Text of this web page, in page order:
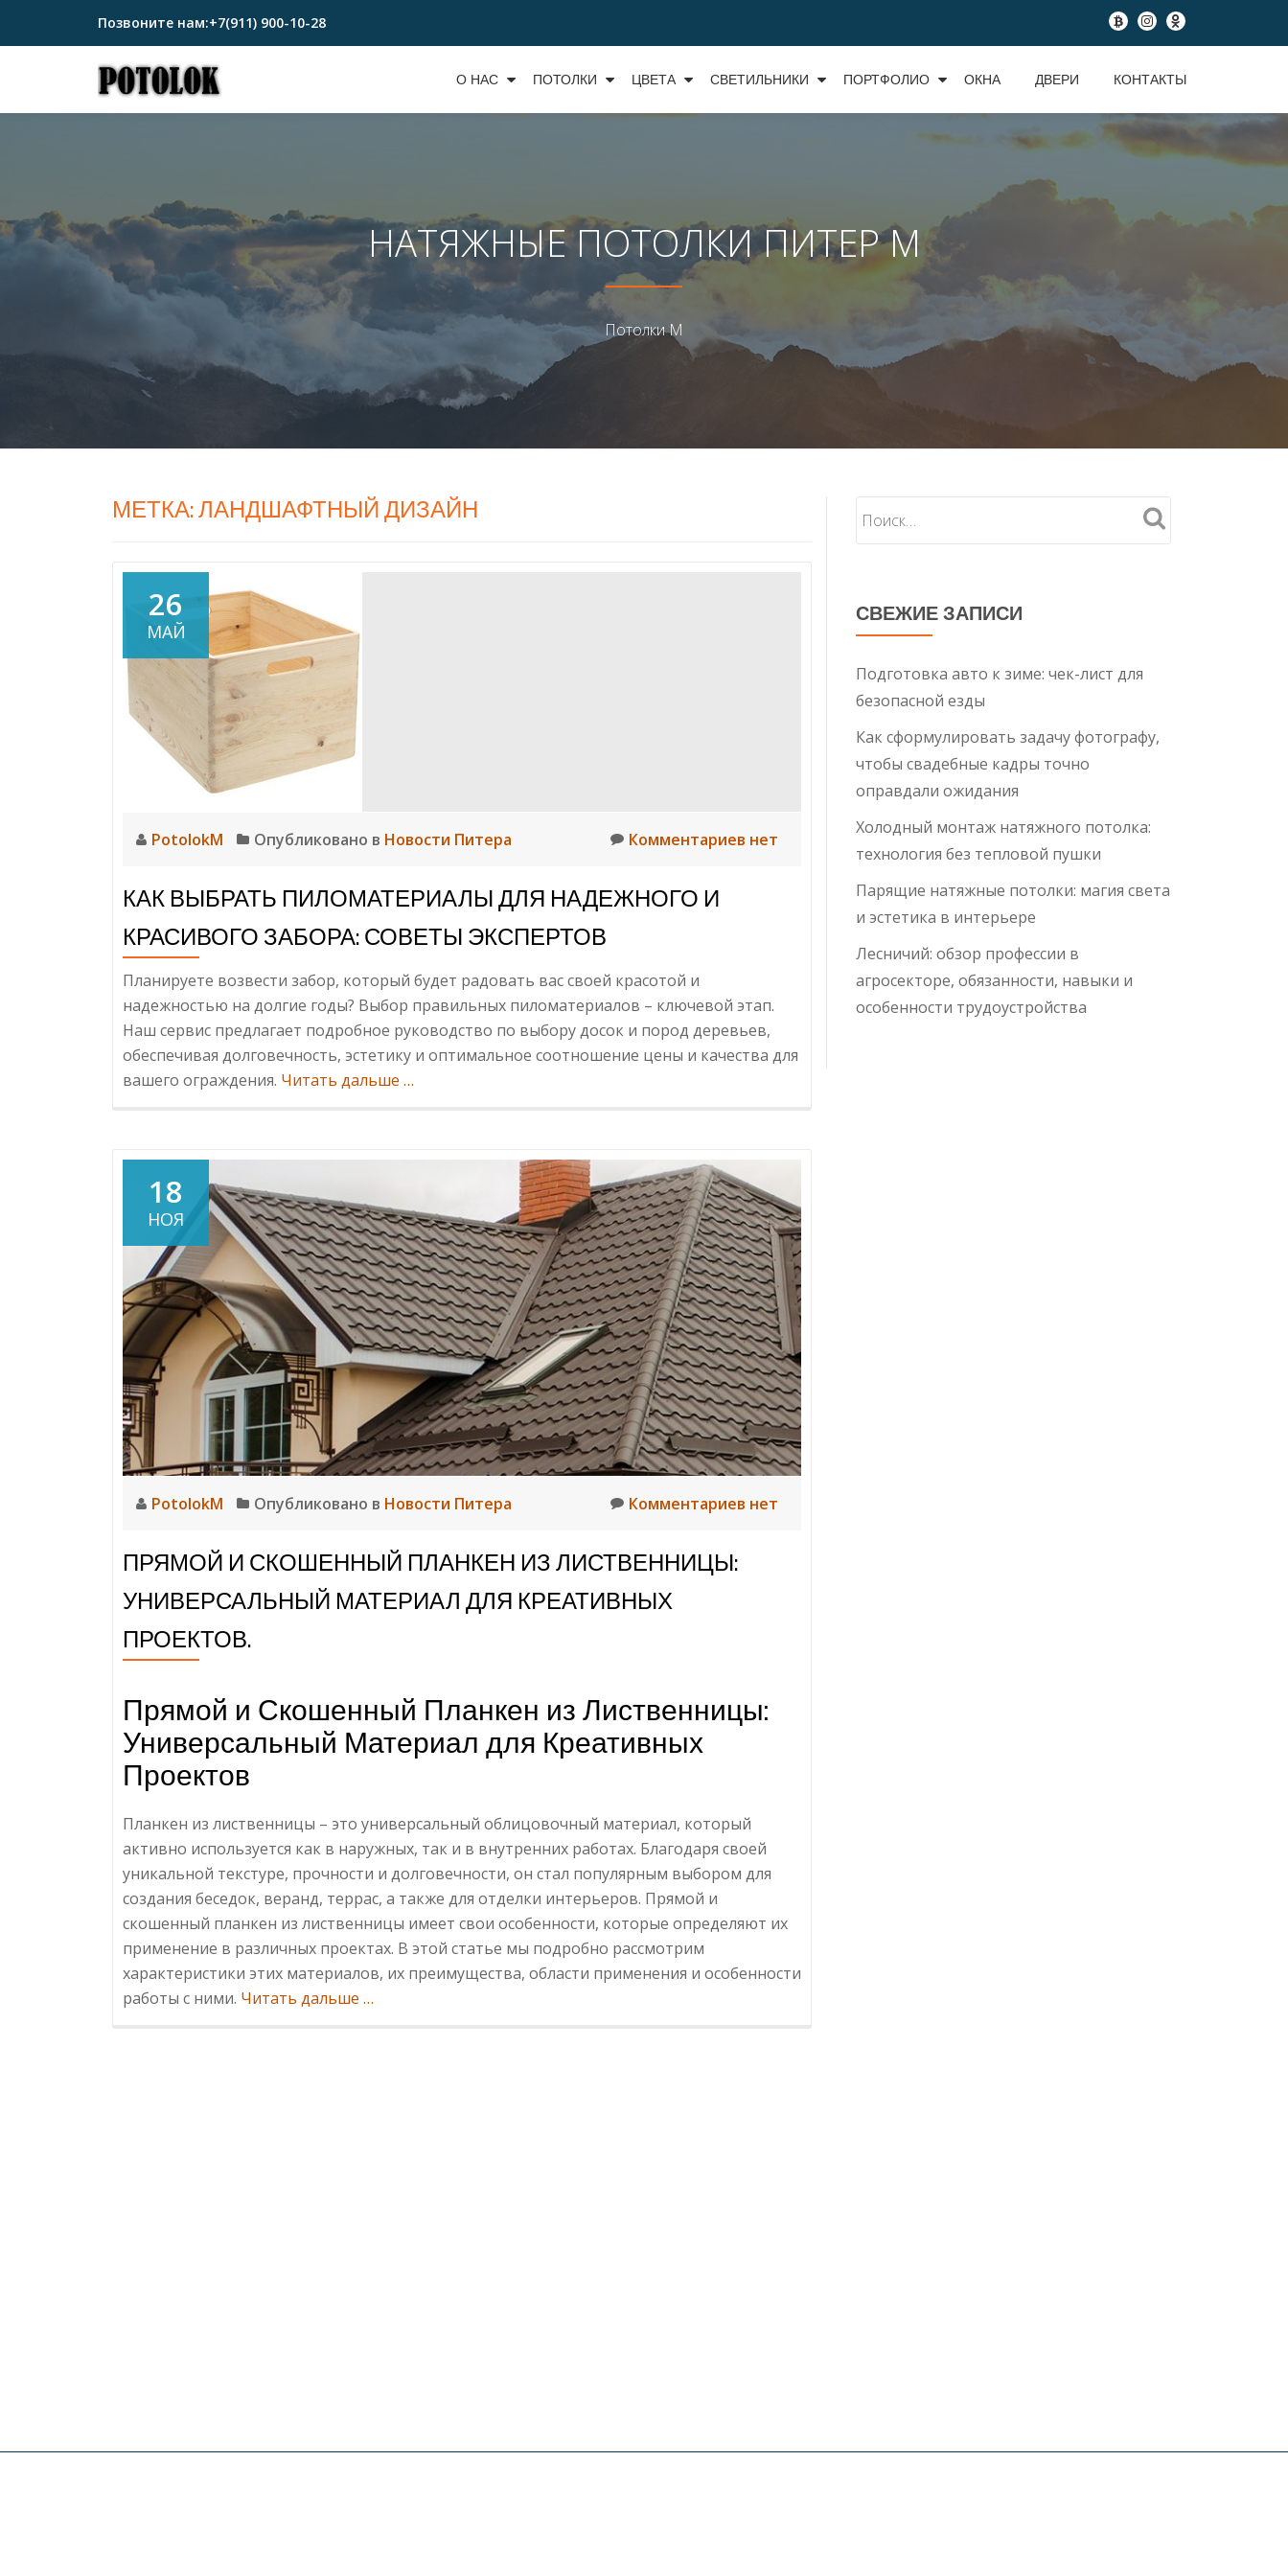
Перейти
Позвоните нам:+7(911) 900-10-28
fa-
btc
fa-
instagram
fa-
odnoklassniki
О НАС ПОТОЛКИ ЦВЕТА СВЕТИЛЬНИКИ ПОРТФОЛИО ОКНА ДВЕРИ КОНТАКТЫ
НАТЯЖНЫЕ ПОТОЛКИ ПИТЕР М
Потолки М
МЕТКА:ЛАНДШАФТНЫЙ ДИЗАЙН
26
МАЙ
PotolokM Опубликовано в Новости Питера Комментариев нет
КАК ВЫБРАТЬ ПИЛОМАТЕРИАЛЫ ДЛЯ НАДЕЖНОГО И
КРАСИВОГО ЗАБОРА: СОВЕТЫ ЭКСПЕРТОВ
Планируете возвести забор, который будет радовать вас своей красотой и
надежностью на долгие годы? Выбор правильных пиломатериалов – ключевой этап.
Наш сервис предлагает подробное руководство по выбору досок и пород деревьев,
обеспечивая долговечность, эстетику и оптимальное соотношение цены и качества для
вашего ограждения. Читать дальше ИнформацияКак
Красивого
Забора:
Советы
Экспертов
…
18
НОЯ
PotolokM Опубликовано в Новости Питера Комментариев нет
ПРЯМОЙ И СКОШЕННЫЙ ПЛАНКЕН ИЗ ЛИСТВЕННИЦЫ:
УНИВЕРСАЛЬНЫЙ МАТЕРИАЛ ДЛЯ КРЕАТИВНЫХ
ПРОЕКТОВ.
Прямой и Скошенный Планкен из Лиственницы:
Универсальный Материал для Креативных
Проектов
Планкен из лиственницы – это универсальный облицовочный материал, который
активно используется как в наружных, так и в внутренних работах. Благодаря своей
уникальной текстуре, прочности и долговечности, он стал популярным выбором для
создания беседок, веранд, террас, а также для отделки интерьеров. Прямой и
скошенный планкен из лиственницы имеет свои особенности, которые определяют их
применение в различных проектах. В этой статье мы подробно рассмотрим
характеристики этих материалов, их преимущества, области применения и особенности
работы с ними. Читать дальше ИнформацияПрямой
…
СВЕЖИЕ ЗАПИСИ
Подготовка авто к зиме: чек-лист для
безопасной езды
Как сформулировать задачу фотографу,
чтобы свадебные кадры точно
оправдали ожидания
Холодный монтаж натяжного потолка:
технология без тепловой пушки
Парящие натяжные потолки: магия света
и эстетика в интерьере
Лесничий: обзор профессии в
агросекторе, обязанности, навыки и
особенности трудоустройства